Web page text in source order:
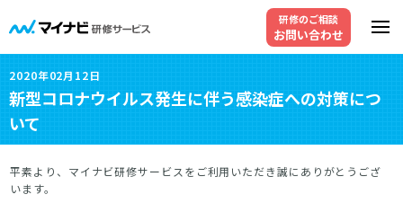
研修のご相談
お問い合わせ
新型コロナウイルス発生に伴う感染症への対策につ
いて
2020年02月12日
平素より、マイナビ研修サービスをご利用いただき誠にありがとうござ
います。